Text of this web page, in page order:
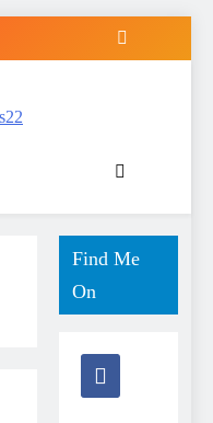
Find Me
On